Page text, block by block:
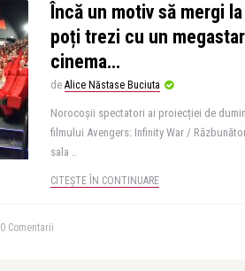
Încă un motiv să mergi
poți trezi cu un
cinema…
de Alice Năstase Buciuta
Norocoșii spectatori ai proiecției de
filmului Avengers: Infinity War /
sala ..
CITEȘTE ÎN CONTINUARE
0 Comentarii